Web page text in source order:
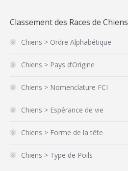
Classement des Races de Chiens
Chiens > Ordre Alphabétique
Chiens > Pays d’Origine
Chiens > Nomenclature FCI
Chiens > Espérance de vie
Chiens > Forme de la tête
Chiens > Type de Poils